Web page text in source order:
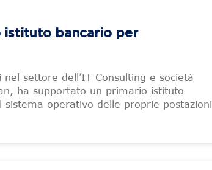
istituto bancario per
settore dell’IT Consulting e società
ha supportato un primario istituto
sistema operativo delle proprie postazioni